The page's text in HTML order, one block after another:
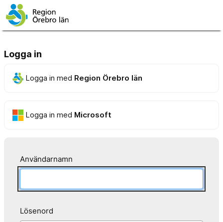
Logga in
Logga in med Region Örebro län
Logga in med Microsoft
Användarnamn
Lösenord